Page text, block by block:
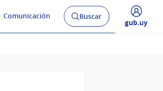
Comunicación
Abrir
buscador
Buscar
Desplegar
gub.uy